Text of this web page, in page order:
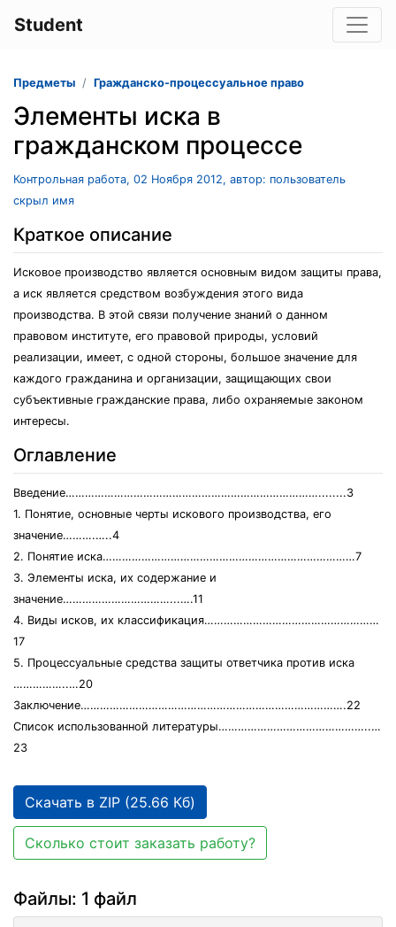
Student
Предметы Гражданско-процессуальное право
Элементы иска в
гражданском процессе
Контрольная работа, 02 Ноября 2012, автор: пользователь
скрыл имя
Краткое описание
Исковое производство является основным видом защиты права,
а иск является средством возбуждения этого вида
производства. В этой связи получение знаний о данном
правовом институте, его правовой природы, условий
реализации, имеет, с одной стороны, большое значение для
каждого гражданина и организации, защищающих свои
субъективные гражданские права, либо охраняемые законом
интересы.
Оглавление
Введение……………………………………………………………………........3
1. Понятие, основные черты искового производства, его
значение……….…..4
2. Понятие иска……………………………………………………………………7
3. Элементы иска, их содержание и
значение……………………………...….11
4. Виды исков, их классификация………………………………………………
17
5. Процессуальные средства защиты ответчика против иска
……………..…20
Заключение……………………………………………………………………….22
Список использованной литературы………………………………………..…
23
Скачать в ZIP (25.66 Кб)
Сколько стоит заказать работу?
Файлы: 1 файл